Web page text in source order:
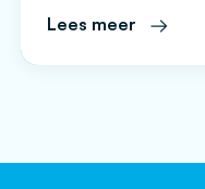
2013 en 2019 in
Lees meer